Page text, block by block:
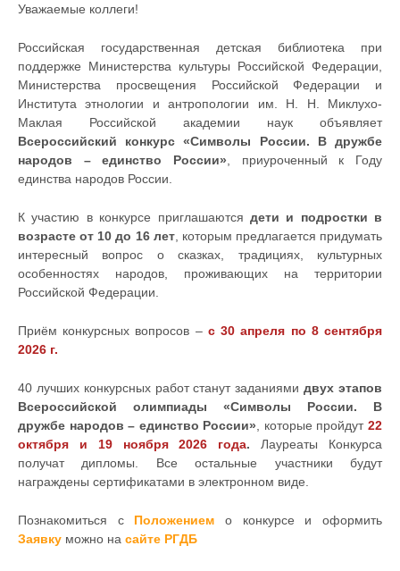
Уважаемые коллеги!
Российская государственная детская библиотека при
поддержке Министерства культуры Российской Федерации,
Министерства просвещения Российской Федерации и
Института этнологии и антропологии им. Н. Н. Миклухо-
Маклая Российской академии наук объявляет
Всероссийский конкурс «Символы России. В дружбе
народов – единство России» , приуроченный к Году
единства народов России.
К участию в конкурсе приглашаются дети и подростки в
возрасте от 10 до 16 лет, которым предлагается придумать
интересный вопрос о сказках, традициях, культурных
особенностях народов, проживающих на территории
Российской Федерации.
Приём конкурсных вопросов – с 30 апреля по 8 сентября
2026 г.
40 лучших конкурсных работ станут заданиямидвух этапов
Всероссийской олимпиады «Символы России. В
дружбе народов – единство России» , которые пройдут 22
октября и 19 ноября 2026 года. Лауреаты Конкурса
получат дипломы. Все остальные участники будут
награждены сертификатами в электронном виде.
Познакомиться с Положением о конкурсе и оформить
Заявку можно на сайте РГДБ